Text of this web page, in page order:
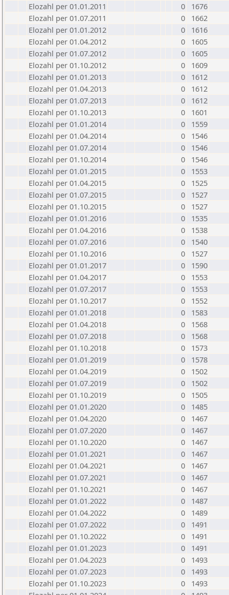
Elozahl per 01.01.2011
0
1676
Elozahl per 01.07.2011
0
1662
Elozahl per 01.01.2012
0
1616
Elozahl per 01.04.2012
0
1605
Elozahl per 01.07.2012
0
1605
Elozahl per 01.10.2012
0
1609
Elozahl per 01.01.2013
0
1612
Elozahl per 01.04.2013
0
1612
Elozahl per 01.07.2013
0
1612
Elozahl per 01.10.2013
0
1601
Elozahl per 01.01.2014
0
1559
Elozahl per 01.04.2014
0
1546
Elozahl per 01.07.2014
0
1546
Elozahl per 01.10.2014
0
1546
Elozahl per 01.01.2015
0
1553
Elozahl per 01.04.2015
0
1525
Elozahl per 01.07.2015
0
1527
Elozahl per 01.10.2015
0
1527
Elozahl per 01.01.2016
0
1535
Elozahl per 01.04.2016
0
1538
Elozahl per 01.07.2016
0
1540
Elozahl per 01.10.2016
0
1527
Elozahl per 01.01.2017
0
1590
Elozahl per 01.04.2017
0
1553
Elozahl per 01.07.2017
0
1553
Elozahl per 01.10.2017
0
1552
Elozahl per 01.01.2018
0
1583
Elozahl per 01.04.2018
0
1568
Elozahl per 01.07.2018
0
1568
Elozahl per 01.10.2018
0
1573
Elozahl per 01.01.2019
0
1578
Elozahl per 01.04.2019
0
1502
Elozahl per 01.07.2019
0
1502
Elozahl per 01.10.2019
0
1505
Elozahl per 01.01.2020
0
1485
Elozahl per 01.04.2020
0
1467
Elozahl per 01.07.2020
0
1467
Elozahl per 01.10.2020
0
1467
Elozahl per 01.01.2021
0
1467
Elozahl per 01.04.2021
0
1467
Elozahl per 01.07.2021
0
1467
Elozahl per 01.10.2021
0
1467
Elozahl per 01.01.2022
0
1487
Elozahl per 01.04.2022
0
1489
Elozahl per 01.07.2022
0
1491
Elozahl per 01.10.2022
0
1491
Elozahl per 01.01.2023
0
1491
Elozahl per 01.04.2023
0
1493
Elozahl per 01.07.2023
0
1493
Elozahl per 01.10.2023
0
1493